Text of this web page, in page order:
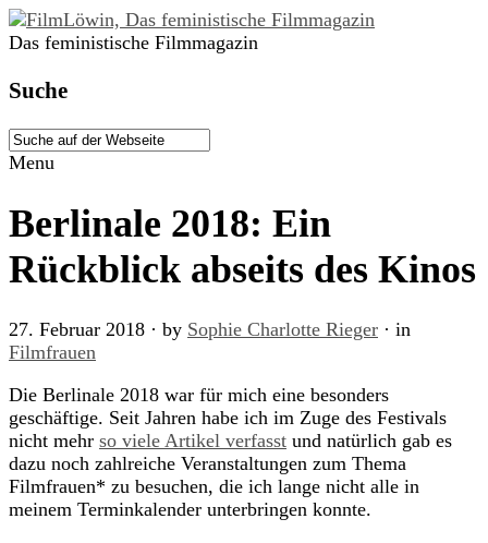
Das feministische Filmmagazin
Suche
Menu
Berlinale 2018: Ein
Rückblick abseits des Kinos
27. Februar 2018 · by Sophie Charlotte Rieger · in
Filmfrauen
Die Berlinale 2018 war für mich eine besonders
geschäftige. Seit Jahren habe ich im Zuge des Festivals
nicht mehr so viele Artikel verfasst und natürlich gab es
dazu noch zahlreiche Veranstaltungen zum Thema
Filmfrauen* zu besuchen, die ich lange nicht alle in
meinem Terminkalender unterbringen konnte.